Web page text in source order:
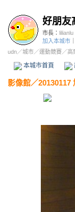
好朋友
市長： lilianlu
加入本城市
udn／城市／運動競賽／高
本城市首頁
影像館／20130117